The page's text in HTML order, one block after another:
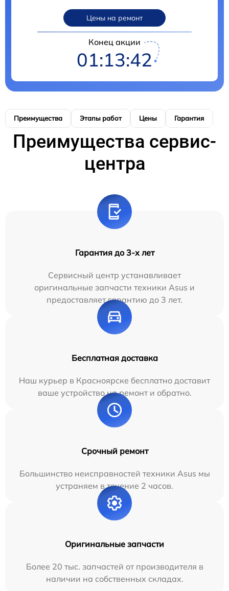
Цены на ремонт
Конец акции
01:13:41
Преимущества Этапы работ Цены Гарантия
Преимущества сервис-
центра
Гарантия до 3-х лет
Сервисный центр устанавливает
оригинальные запчасти техники Asus и
предоставляет гарантию до 3 лет.
Бесплатная доставка
Наш курьер в Красноярске бесплатно доставит
ваше устройство на ремонт и обратно.
Срочный ремонт
Большинство неисправностей техники Asus мы
устраняем в течение 2 часов.
Оригинальные запчасти
Более 20 тыс. запчастей от производителя в
наличии на собственных складах.